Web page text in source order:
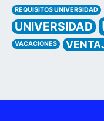
REQUISITOS UNIVERSIDAD
UNIVERSIDAD
VACACIONES